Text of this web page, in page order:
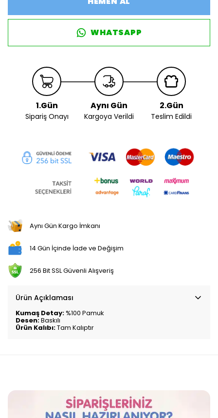
WHATSAPP
1.Gün
Sipariş Onayı
Aynı Gün
Kargoya Verildi
2.Gün
Teslim Edildi
Aynı Gün Kargo İmkanı
14 Gün İçinde İade ve Değişim
256 Bit SSL Güvenli Alışveriş
Ürün Açıklaması
Kumaş Detay:%100 Pamuk
Desen:Baskılı
Ürün Kalıbı:Tam Kalıptır